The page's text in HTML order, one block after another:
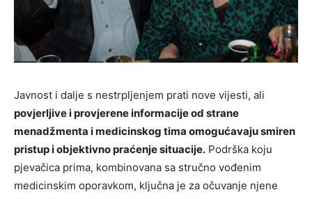
Javnost i dalje s nestrpljenjem prati nove vijesti, ali
povjerljive i provjerene informacije od strane
menadžmenta i medicinskog tima omogućavaju smiren
pristup i objektivno praćenje situacije. Podrška koju
pjevačica prima, kombinovana sa stručno vođenim
medicinskim oporavkom, ključna je za očuvanje njene